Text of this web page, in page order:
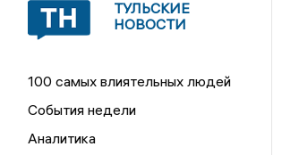
ТУЛЬСКИЕ
НОВОСТИ
100 самых влиятельных людей
События недели
Аналитика